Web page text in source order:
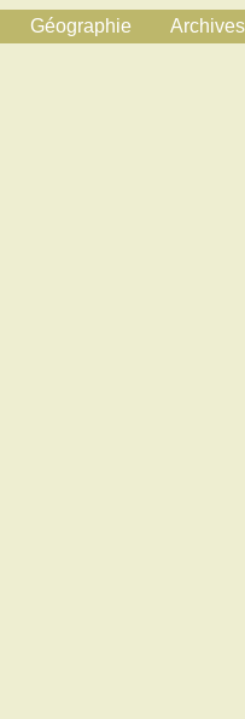
Géographie Archives